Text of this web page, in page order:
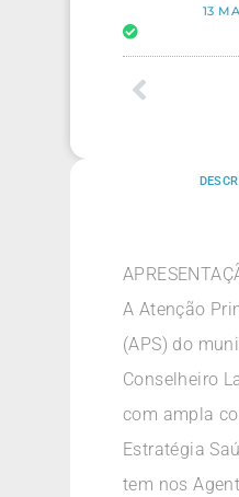
13
A Atenção
(APS) do
Conselheiro
com ampla
Estratégia
tem nos